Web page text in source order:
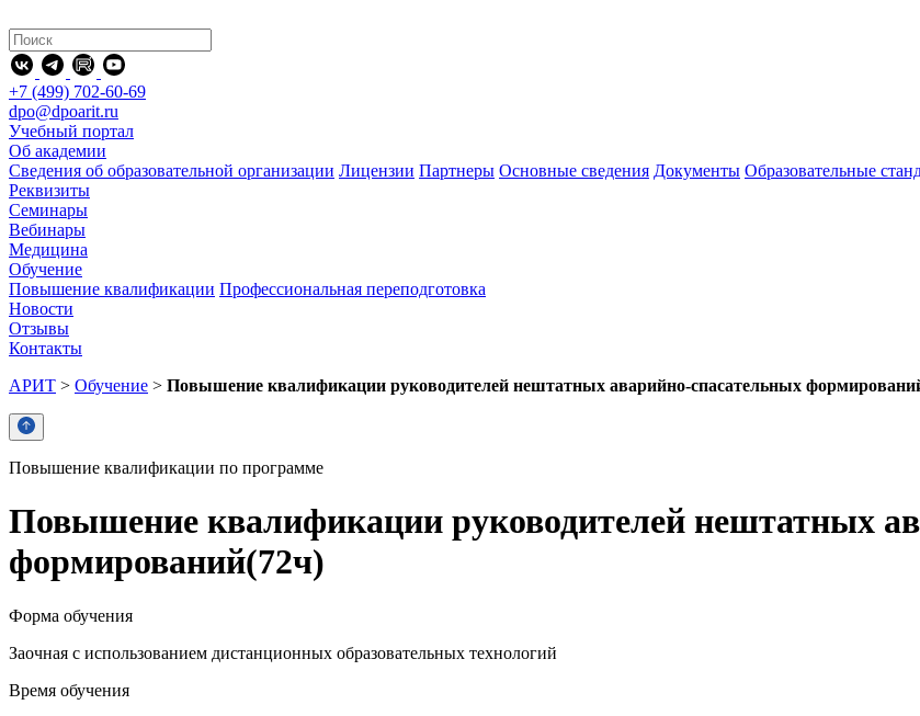
+7 (499) 702-60-69
dpo@dpoarit.ru
Учебный портал
Об академии
Сведения об образовательной организации Лицензии Партнеры Основные сведения Документы Образовательные
Реквизиты
Семинары
Вебинары
Медицина
Обучение
Повышение квалификации Профессиональная переподготовка
Новости
Отзывы
Контакты
АРИТ > Обучение > Повышение квалификации руководителей нештатных аварийно-спасательных
Повышение квалификации по программе
Повышение квалификации руководителей нештатных
формирований(72ч)
Форма обучения
Заочная с использованием дистанционных образовательных технологий
Время обучения